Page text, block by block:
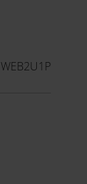
WEB2U1P